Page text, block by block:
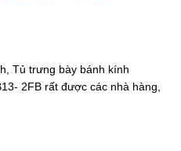
Tủ trưng bày bánh kính
2FB rất được các nhà hàng,